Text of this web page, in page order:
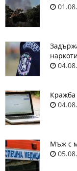
Кражба
Мъж с